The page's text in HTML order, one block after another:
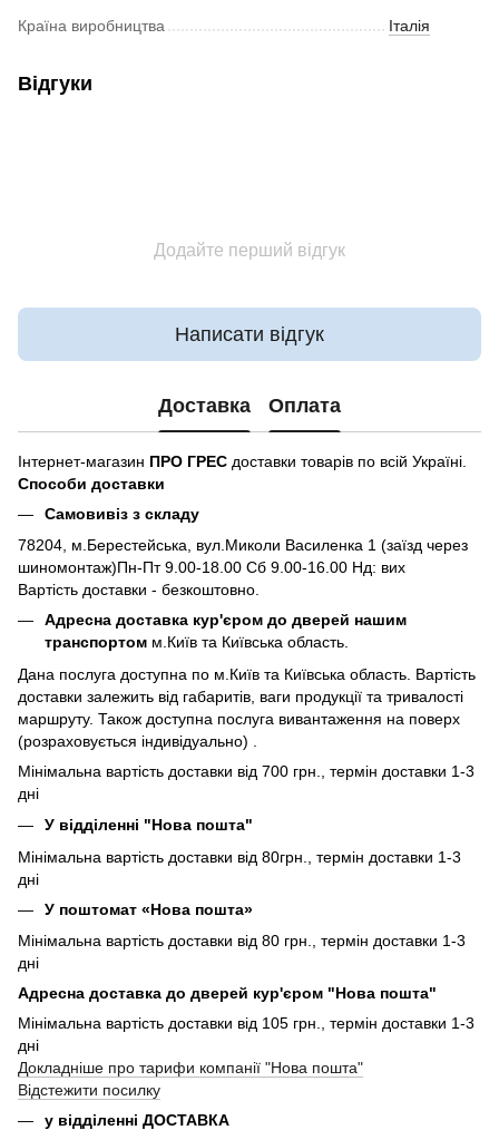
Країна виробництва Італія
Відгуки
Додайте перший відгук
Написати відгук
Доставка Оплата
Інтернет-магазин ПРО ГРЕС доставки товарів по всій Україні.
Способи доставки
Самовивіз з складу
78204, м.Берестейська, вул.Миколи Василенка 1 (заїзд через
шиномонтаж)Пн-Пт 9.00-18.00 Сб 9.00-16.00 Нд: вих
Вартість доставки - безкоштовно.
Адресна доставка кур'єром до дверей нашим
транспортом м.Київ та Київська область.
Дана послуга доступна по м.Київ та Київська область. Вартість
доставки залежить від габаритів, ваги продукції та тривалості
маршруту. Також доступна послуга вивантаження на поверх
(розраховується індивідуально) .
Мінімальна вартість доставки від 700 грн., термін доставки 1-3
дні
У відділенні "Нова пошта"
Мінімальна вартість доставки від 80грн., термін доставки 1-3
дні
У поштомат «Нова пошта»
Мінімальна вартість доставки від 80 грн., термін доставки 1-3
дні
Адресна доставка до дверей кур'єром "Нова пошта"
Мінімальна вартість доставки від 105 грн., термін доставки 1-3
дні
Докладніше про тарифи компанії "Нова пошта"
Відстежити посилку
у відділенні ДОСТАВКА